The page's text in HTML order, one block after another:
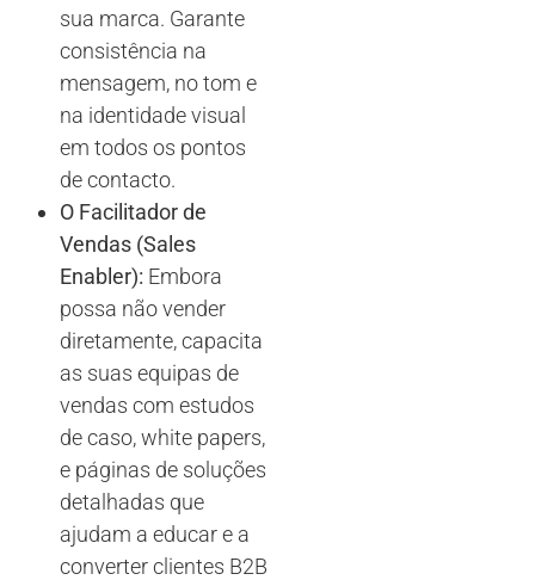
sua marca. Garante
consistência na
mensagem, no tom e
na identidade visual
em todos os pontos
de contacto.
O Facilitador de
Vendas (Sales
Enabler): Embora
possa não vender
diretamente, capacita
as suas equipas de
vendas com estudos
de caso, white papers,
e páginas de soluções
detalhadas que
ajudam a educar e a
converter clientes B2B